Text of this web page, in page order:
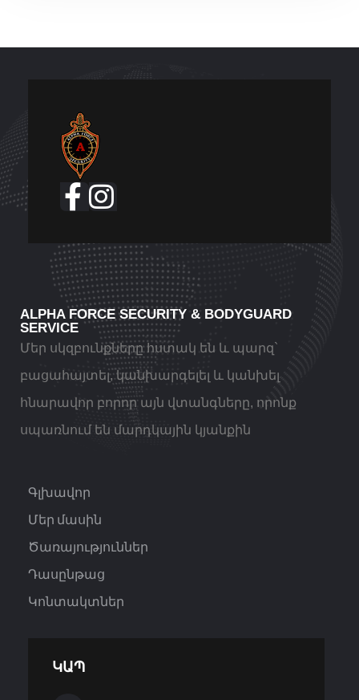
ALPHA FORCE SECURITY & BODYGUARD
SERVICE
Մեր սկզբունքները հստակ են և պարզ`
բացահայտել, կանխարգելել և կանխել
հնարավոր բորոր այն վտանգները, որոնք
սպառնում են մարդկային կյանքին
Գլխավոր
Մեր մասին
Ծառայություններ
Դասընթաց
Կոնտակտներ
ԿԱՊ